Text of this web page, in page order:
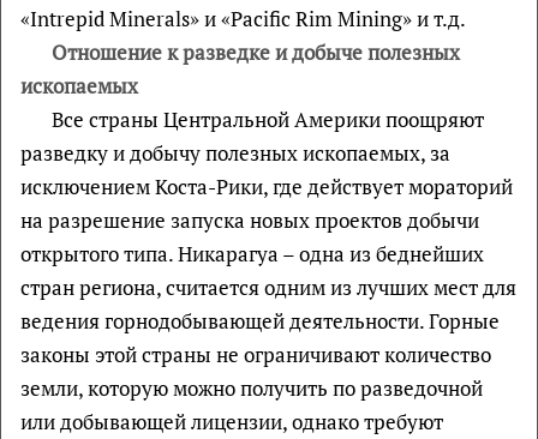
«Intrepid Minerals» и «Pacific Rim Mining» и т.д.
Отношение к разведке и добыче полезных
ископаемых
Все страны Центральной Америки поощряют
разведку и добычу полезных ископаемых, за
исключением Коста-Рики, где действует мораторий
на разрешение запуска новых проектов добычи
открытого типа. Никарагуа – одна из беднейших
стран региона, считается одним из лучших мест для
ведения горнодобывающей деятельности. Горные
законы этой страны не ограничивают количество
земли, которую можно получить по разведочной
или добывающей лицензии, однако требуют